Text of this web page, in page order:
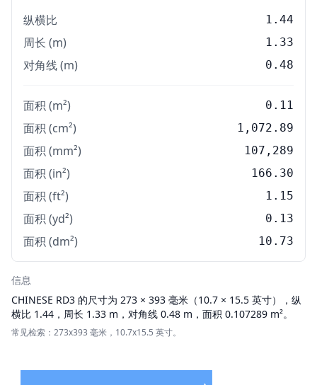
纵横比 1.44
周长 (m) 1.33
对角线 (m) 0.48
面积 (m²) 0.11
面积 (cm²) 1,072.89
面积 (mm²) 107,289
面积 (in²) 166.30
面积 (ft²) 1.15
面积 (yd²) 0.13
面积 (dm²) 10.73
信息
CHINESE RD3 的尺寸为 273 × 393 毫米（10.7 × 15.5 英寸），纵
横比 1.44，周长 1.33 m，对角线 0.48 m，面积 0.107289 m²。
常见检索：273x393 毫米，10.7x15.5 英寸。